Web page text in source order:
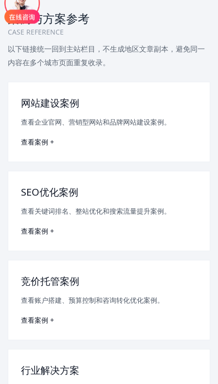
案例与方案参考
CASE REFERENCE
以下链接统一回到主站栏目，不生成地区文章副本，避免同一
内容在多个城市页面重复收录。
网站建设案例
查看企业官网、营销型网站和品牌网站建设案例。
查看案例 +
SEO优化案例
查看关键词排名、整站优化和搜索流量提升案例。
查看案例 +
竞价托管案例
查看账户搭建、预算控制和咨询转化优化案例。
查看案例 +
行业解决方案